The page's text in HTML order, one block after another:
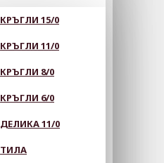
КРЪГЛИ 15/0
КРЪГЛИ 11/0
КРЪГЛИ 8/0
КРЪГЛИ 6/0
ДЕЛИКА 11/0
ТИЛА